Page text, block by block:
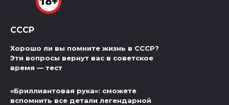
СССР
Хорошо ли вы помните жизнь в СССР?
Эти вопросы вернут вас в советское
время — тест
«Бриллиантовая рука»: сможете
вспомнить все детали легендарной